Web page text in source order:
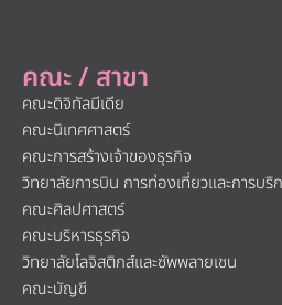
คณะ / สาขา
คณะดิจิทัลมีเดีย
คณะนิเทศศาสตร์
คณะการสร้างเจ้าของธุรกิจ
วิทยาลัยการบิน การท่องเที่ยวและการบริ
คณะศิลปศาสตร์
คณะบริหารธุรกิจ
วิทยาลัยโลจิสติกส์และซัพพลายเชน
คณะบัญชี